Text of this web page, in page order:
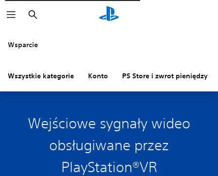
Wyszukaj
Wsparcie
Wszystkie kategorie Konto PS Store i zwrot pieniędzy
Wejściowe sygnały wideo
obsługiwane przez
PlayStation®VR